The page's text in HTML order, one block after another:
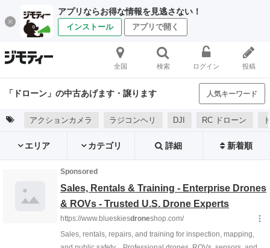
アプリならお得な情報を見逃さない！
インストール アプリで開く
全国 検索 ログイン 投稿
「ドローン」の中古あげます・譲ります 人気キーワード
アクションカメラ ラジコンヘリ DJI RC ドローン
エリア カテゴリ 詳細 新着順